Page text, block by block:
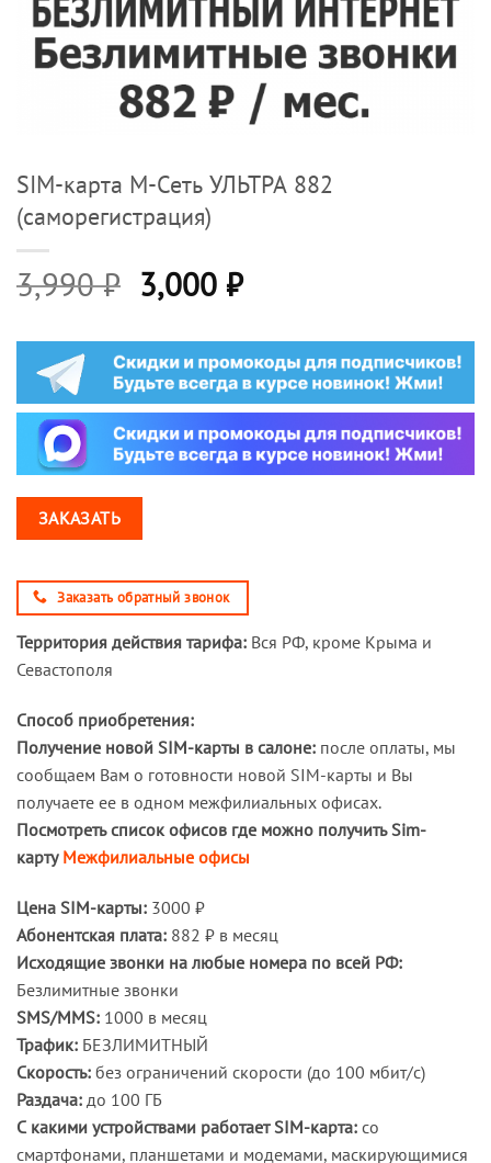
SIM-карта М-Сеть УЛЬТРА 882
(саморегистрация)
3,990₽ Первоначальная
цена
составляла
3,990 ₽.
3,000 ₽Текущая
3,000 ₽.
ЗАКАЗАТЬ
Заказать обратный звонок
Территория действия тарифа: Вся РФ, кроме Крыма и
Севастополя
Способ приобретения:
Получение новой SIM-карты в салоне: после оплаты, мы
сообщаем Вам о готовности новой SIM-карты и Вы
получаете ее в одном межфилиальных офисах.
Посмотреть список офисов где можно получить Sim-
карту Межфилиальные офисы
Цена SIM-карты: 3000 ₽
Абонентская плата: 882 ₽ в месяц
Исходящие звонки на любые номера по всей РФ:
Безлимитные звонки
SMS/MMS: 1000 в месяц
Трафик: БЕЗЛИМИТНЫЙ
Скорость: без ограничений скорости (до 100 мбит/с)
Раздача: до 100 ГБ
С какими устройствами работает SIM-карта: со
смартфонами, планшетами и модемами, маскирующимися